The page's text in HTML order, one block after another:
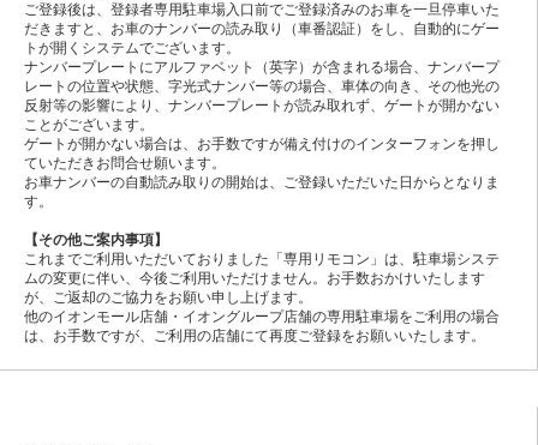
ご登録後は、登録者専用駐車場入口前でご登録済みのお車を一旦停車いた
だきますと、お車のナンバーの読み取り（車番認証）をし、自動的にゲー
トが開くシステムでございます。
ナンバープレートにアルファベット（英字）が含まれる場合、ナンバープ
レートの位置や状態、字光式ナンバー等の場合、車体の向き、その他光の
反射等の影響により、ナンバープレートが読み取れず、ゲートが開かない
ことがございます。
ゲートが開かない場合は、お手数ですが備え付けのインターフォンを押し
ていただきお問合せ願います。
お車ナンバーの自動読み取りの開始は、ご登録いただいた日からとなりま
す。
【その他ご案内事項】
これまでご利用いただいておりました「専用リモコン」は、駐車場システ
ムの変更に伴い、今後ご利用いただけません。お手数おかけいたします
が、ご返却のご協力をお願い申し上げます。
他のイオンモール店舗・イオングループ店舗の専用駐車場をご利用の場合
は、お手数ですが、ご利用の店舗にて再度ご登録をお願いいたします。